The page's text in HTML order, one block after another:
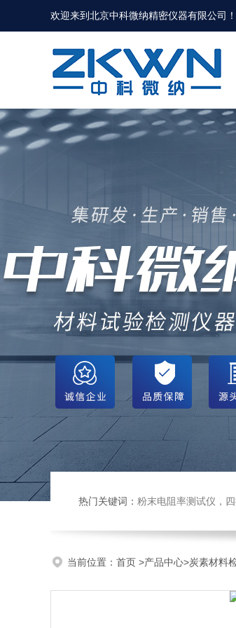
欢迎来到北京中科微纳精密仪器有限公司！
热门关键词： 粉末电阻率测试仪，四探针法粉末电阻
当前位置： 首页 >产品中心>炭素材料